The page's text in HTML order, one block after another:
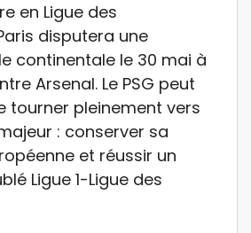
en Ligue des
disputera une
continentale le 30 mai à
Arsenal. Le PSG peut
tourner pleinement vers
: conserver sa
et réussir un
Ligue 1-Ligue des